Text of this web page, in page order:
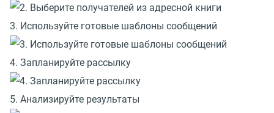
3. Используйте готовые шаблоны сообщений
4. Запланируйте рассылку
5. Анализируйте результаты